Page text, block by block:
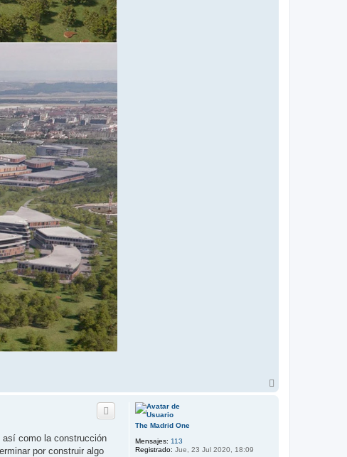
The Madrid One
Mensajes: 113
Registrado: Jue, 23 Jul 2020, 18:09
así como la construcción
por construir algo